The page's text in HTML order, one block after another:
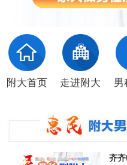
附大首页 走进附大 男
齐